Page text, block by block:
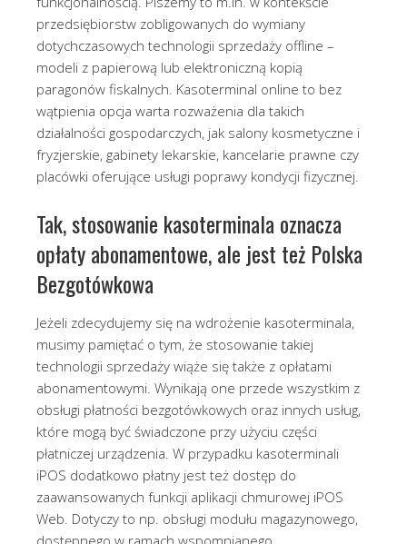
przedsiębiorstw zobligowanych do wymiany
dotychczasowych technologii sprzedaży offline –
modeli z papierową lub elektroniczną kopią
paragonów fiskalnych. Kasoterminal online to bez
wątpienia opcja warta rozważenia dla takich
działalności gospodarczych, jak salony kosmetyczne i
fryzjerskie, gabinety lekarskie, kancelarie prawne czy
placówki oferujące usługi poprawy kondycji fizycznej.
Tak, stosowanie kasoterminala oznacza
opłaty abonamentowe, ale jest też Polska
Bezgotówkowa
Jeżeli zdecydujemy się na wdrożenie kasoterminala,
musimy pamiętać o tym, że stosowanie takiej
technologii sprzedaży wiąże się także z opłatami
abonamentowymi. Wynikają one przede wszystkim z
obsługi płatności bezgotówkowych oraz innych usług,
które mogą być świadczone przy użyciu części
płatniczej urządzenia. W przypadku kasoterminali
iPOS dodatkowo płatny jest też dostęp do
zaawansowanych funkcji aplikacji chmurowej iPOS
Web. Dotyczy to np. obsługi modułu magazynowego,